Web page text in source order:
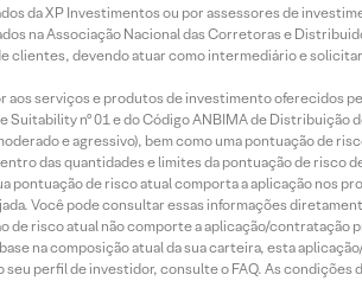
da XP Investimentos ou por assessores de
na Associação Nacional das Corretoras e
devendo atuar como intermediário e
aos serviços e produtos de investimento oferecidos
nº 01 e do Código ANBIMA de
e agressivo), bem como uma pontuação de
das quantidades e limites da pontuação de risco
de risco atual comporta a aplicação nos
Você pode consultar essas informações
de risco atual não comporte a aplicação/
na composição atual da sua carteira, esta
perfil de investidor, consulte o FAQ. As